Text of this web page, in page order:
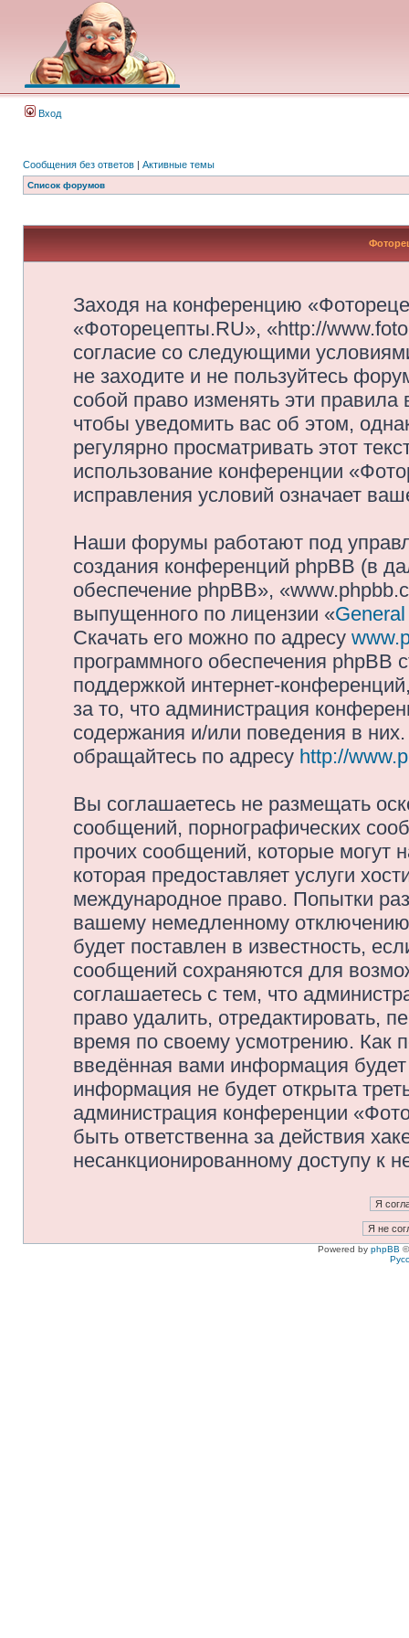
Вход
Сообщения без ответов | Активные темы
Список форумов
Заходя на конференцию
«Фоторецепты.RU», «http://
согласие со следующими
не заходите и не пользуйтесь
собой право изменять эти
чтобы уведомить вас об этом,
регулярно просматривать этот
использование конференции
исправления условий означает
Наши форумы работают под
создания конференций phpBB (в
обеспечение phpBB»,
выпущенного по лицензии «
Скачать его можно по адресу
программного обеспечения phpBB
поддержкой интернет-
за то, что администрация
содержания и/или поведения в
обращайтесь по адресу http://
Вы соглашаетесь не размещать
сообщений, порнографических
прочих сообщений, которые могут
которая предоставляет услуги
международное право. Попытки
вашему немедленному
будет поставлен в известность,
сообщений сохраняются для
соглашаетесь с тем, что
право удалить, отредактировать,
время по своему усмотрению. Как
введённая вами информация
информация не будет открыта
администрация конференции
быть ответственна за действия
несанкционированному доступу к
Powered by phpBB